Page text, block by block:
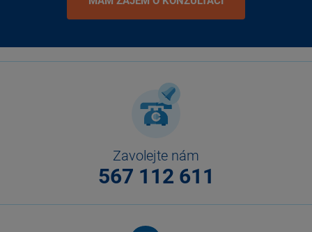
Zavolejte nám
567 112 611